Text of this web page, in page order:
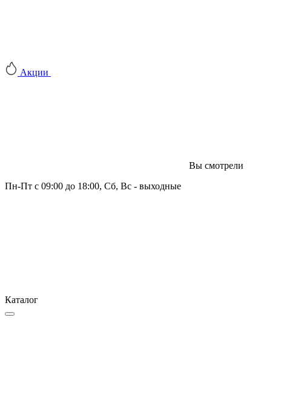
Акции
Вы смотрели
Пн-Пт с 09:00 до 18:00, Сб, Вс - выходные
Каталог